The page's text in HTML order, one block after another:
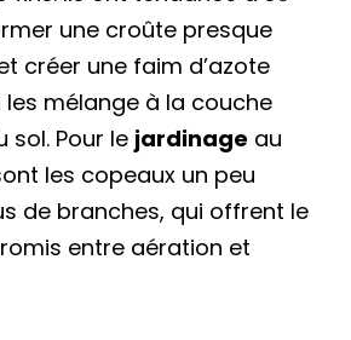
une croûte presque
créer une faim d’azote
mélange à la couche
sol. Pour le jardinage au
les copeaux un peu
de branches, qui offrent le
entre aération et